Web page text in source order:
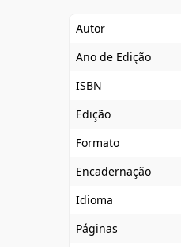
Autor
Ano de Edição
ISBN
Edição
Formato
Encadernação
Idioma
Páginas